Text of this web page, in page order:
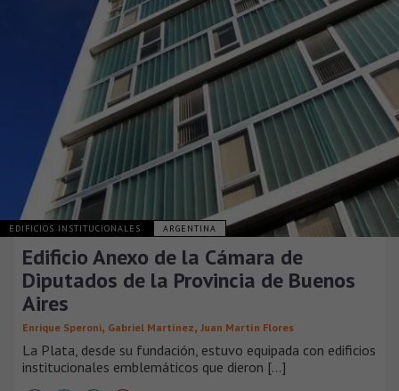
EDIFICIOS INSTITUCIONALES ARGENTINA
Edificio Anexo de la Cámara de
Diputados de la Provincia de Buenos
Aires
Enrique Speroni, Gabriel Martínez, Juan Martín Flores
La Plata, desde su fundación, estuvo equipada con edificios
institucionales emblemáticos que dieron [...]